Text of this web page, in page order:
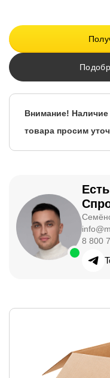
Внимание! Наличие
товара просим
8 800